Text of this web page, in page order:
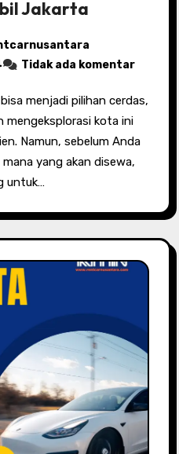
Jakarta
Tidak ada komentar
mengeksplorasi kota ini
Namun, sebelum Anda
yang akan disewa,
untuk…